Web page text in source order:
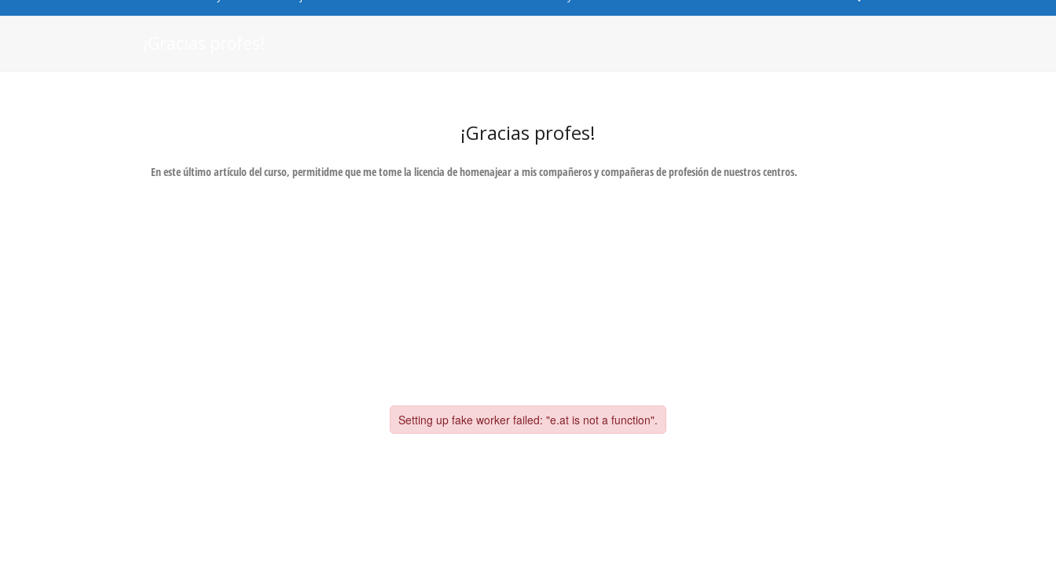
¡Gracias profes!
En este último artículo del curso, permitidme que me tome la licencia de homenajear a mis compañeros y compañeras de profesión de nuestros centros.